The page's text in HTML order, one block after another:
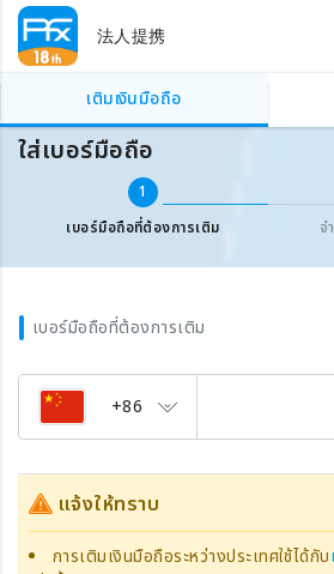
法人提携
เติมเงินมือถือ
เติมเงินเบอร์มือถือต่างประเทศ
ใส่เบอร์มือถือ
1
เบอร์มือถือที่ต้องการเติม
จ
เบอร์มือถือที่ต้องการเติม
+86
แจ้งให้ทราบ
การเติมเงินมือถือระหว่างประเทศใช้ได้กับ